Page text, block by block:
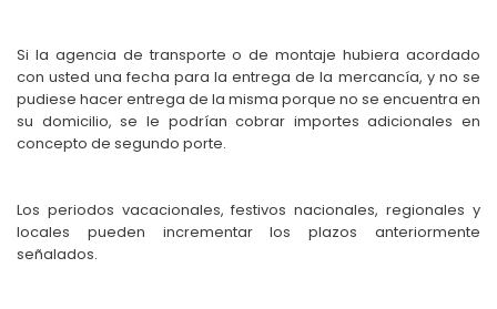
Si la agencia de transporte o de montaje hubiera acordado
con usted una fecha para la entrega de la mercancía, y no se
pudiese hacer entrega de la misma porque no se encuentra en
su domicilio, se le podrían cobrar importes adicionales en
concepto de segundo porte.
Los periodos vacacionales, festivos nacionales, regionales y
locales pueden incrementar los plazos anteriormente
señalados.